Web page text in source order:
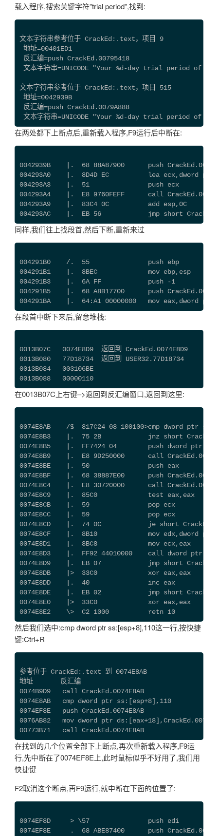
载入程序,搜索关键字符”trial period”,找到:
文本字符串参考位于 CrackEd:.text，项目 9
地址=00401ED1
反汇编=push CrackEd.00795418
文本字符串=UNICODE "Your %d-day trial period of
文本字符串参考位于 CrackEd:.text，项目 515
地址=0042939B
反汇编=push CrackEd.0079A888
文本字符串=UNICODE "Your %d-day trial period of
在两处都下上断点后,重新载入程序,F9运行后中断在:
0042939B    |.  68 88A87900      push
004293A0    |.  8D4D EC          lea ecx,dword
004293A3    |.  51               push ecx
004293A4    |.  E8 9760FEFF      call
004293A9    |.  83C4 0C          add esp,0C
004293AC    |.  EB 56            jmp short
同样,我们往上找段首,然后下断,重新来过
004291B0    /.  55               push ebp
004291B1    |.  8BEC             mov ebp,esp
004291B3    |.  6A FF            push -1
004291B5    |.  68 A8B17700      push
004291BA    |.  64:A1 00000000   mov eax,dword
在段首中断下来后,留意堆栈:
0013B07C   0074E8D9  返回到 CrackEd.0074E8D9
0013B080   77D18734  返回到 USER32.77D18734
0013B084   003106BE
0013B088   00000110
在0013B07C上右键–>返回到反汇编窗口,返回到这里:
0074E8AB    /$  817C24 08 100100>cmp dword ptr
0074E8B3    |.  75 2B            jnz short
0074E8B5    |.  FF7424 04        push dword ptr
0074E8B9    |.  E8 9D250000      call
0074E8BE    |.  50               push eax
0074E8BF    |.  68 38887E00      push
0074E8C4    |.  E8 30720000      call
0074E8C9    |.  85C0             test eax,eax
0074E8CB    |.  59               pop ecx
0074E8CC    |.  59               pop ecx
0074E8CD    |.  74 0C            je short
0074E8CF    |.  8B10             mov edx,dword
0074E8D1    |.  8BC8             mov ecx,eax
0074E8D3    |.  FF92 44010000    call dword ptr
0074E8D9    |.  EB 07            jmp short
0074E8DB    |>  33C0             xor eax,eax
0074E8DD    |.  40               inc eax
0074E8DE    |.  EB 02            jmp short
0074E8E0    |>  33C0             xor eax,eax
0074E8E2    \>  C2 1000          retn 10
然后我们选中:cmp dword ptr ss:[esp+8],110这一行,按快捷
键:Ctrl+R
参考位于 CrackEd:.text 到 0074E8AB
地址       反汇编                                 注
0074B9D9   call CrackEd.0074E8AB
0074E8AB   cmp dword ptr ss:[esp+8],110
0074EF8E   push CrackEd.0074E8AB
0076AB82   mov dword ptr ds:[eax+18],CrackEd.007
00773B71   call CrackEd.0074E8AB
在找到的几个位置全部下上断点,再次重新载入程序,F9运
行,先中断在了0074EF8E上,此时鼠标似乎不好用了,我们用
快捷键
F2取消这个断点,再F9运行,就中断在下面的位置了:
0074EF8D     > \57               push edi
0074EF8E     .  68 ABE87400      push